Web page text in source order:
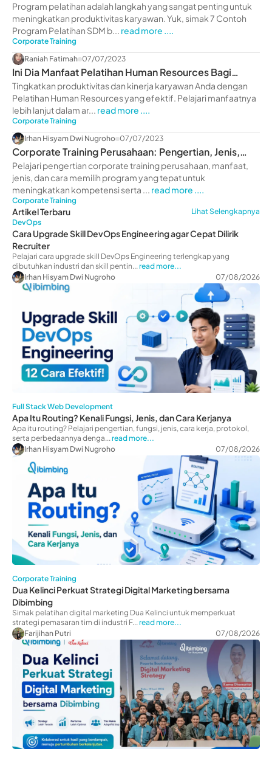
Program pelatihan adalah langkah yang sangat penting untuk
meningkatkan produktivitas karyawan. Yuk, simak 7 Contoh
Program Pelatihan SDM b... read more ....
Corporate Training
Raniah Fatimah 07/07/2023
Ini Dia Manfaat Pelatihan Human Resources Bagi
Perusahaan
Tingkatkan produktivitas dan kinerja karyawan Anda dengan
Pelatihan Human Resources yang efektif. Pelajari manfaatnya
lebih lanjut dalam ar... read more ....
Corporate Training
Irhan Hisyam Dwi Nugroho 07/07/2023
Corporate Training Perusahaan: Pengertian, Jenis,
Manfaat
Pelajari pengertian corporate training perusahaan, manfaat,
jenis, dan cara memilih program yang tepat untuk
meningkatkan kompetensi serta ... read more ....
Corporate Training
Artikel Terbaru
Lihat Selengkapnya
DevOps
Cara Upgrade Skill DevOps Engineering agar Cepat Dilirik
Recruiter
Pelajari cara upgrade skill DevOps Engineering terlengkap yang
dibutuhkan industri dan skill pentin...read more...
Irhan Hisyam Dwi Nugroho
07/08/2026
Full Stack Web Development
Apa Itu Routing? Kenali Fungsi, Jenis, dan Cara Kerjanya
Apa itu routing? Pelajari pengertian, fungsi, jenis, cara kerja, protokol,
serta perbedaannya denga...read more...
Irhan Hisyam Dwi Nugroho
07/08/2026
Corporate Training
Dua Kelinci Perkuat Strategi Digital Marketing bersama
Dibimbing
Simak pelatihan digital marketing Dua Kelinci untuk memperkuat
strategi pemasaran tim di industri F...read more...
Farijihan Putri
07/08/2026